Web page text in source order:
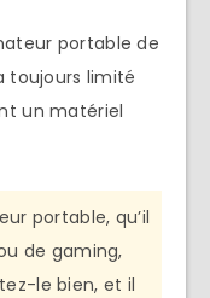
portable de
toujours limité
un matériel
portable, qu’il
de gaming,
le bien, et il